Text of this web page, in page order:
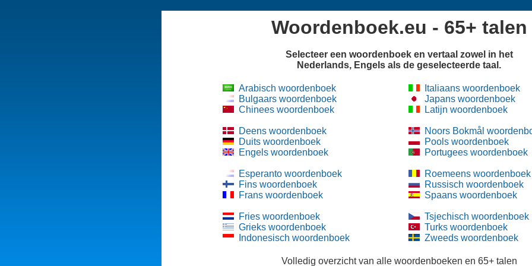
Woordenboek.eu - 65+ talen
Selecteer een woordenboek en vertaal zowel in het
Nederlands, Engels als de geselecteerde taal.
Arabisch woordenboek
Bulgaars woordenboek
Chinees woordenboek
Deens woordenboek
Duits woordenboek
Engels woordenboek
Esperanto woordenboek
Fins woordenboek
Frans woordenboek
Fries woordenboek
Grieks woordenboek
Indonesisch woordenboek
Italiaans woordenboek
Japans woordenboek
Latijn woordenboek
Noors Bokmål
Pools woordenboek
Portugees woordenboek
Roemeens woordenboek
Russisch woordenboek
Spaans woordenboek
Tsjechisch woordenboek
Turks woordenboek
Zweeds woordenboek
Volledig overzicht van alle woordenboeken en 65+ talen